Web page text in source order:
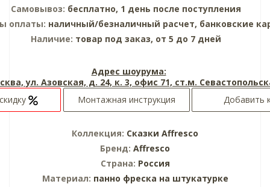
Самовывоз: бесплатно, 1 день после поступления
оплаты: наличный/безналичный расчет, банковские
Наличие: товар под заказ, от 5 до 7 дней
Адрес шоурума:
ул. Азовская, д. 24, к. 3, офис 71, ст.м.
Монтажная инструкция Добавить
Коллекция: Сказки Affresco
Бренд: Affresco
Страна: Россия
Материал: панно фреска на штукатурке